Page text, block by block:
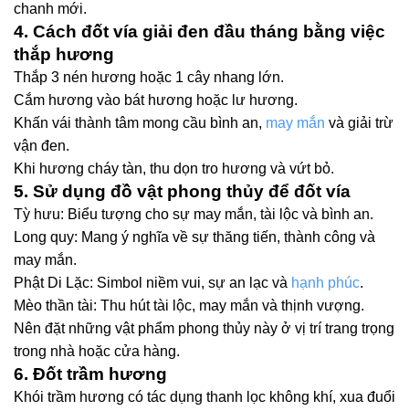
chanh mới.
4. Cách đốt vía giải đen đầu tháng bằng việc
thắp hương
Thắp 3 nén hương hoặc 1 cây nhang lớn.
Cắm hương vào bát hương hoặc lư hương.
Khấn vái thành tâm mong cầu bình an, may mắn và giải trừ
vận đen.
Khi hương cháy tàn, thu dọn tro hương và vứt bỏ.
5. Sử dụng đồ vật phong thủy để đốt vía
Tỳ hưu: Biểu tượng cho sự may mắn, tài lộc và bình an.
Long quy: Mang ý nghĩa về sự thăng tiến, thành công và
may mắn.
Phật Di Lặc: Simbol niềm vui, sự an lạc và hạnh phúc.
Mèo thần tài: Thu hút tài lộc, may mắn và thịnh vượng.
Nên đặt những vật phẩm phong thủy này ở vị trí trang trọng
trong nhà hoặc cửa hàng.
6. Đốt trầm hương
Khói trầm hương có tác dụng thanh lọc không khí, xua đuổi